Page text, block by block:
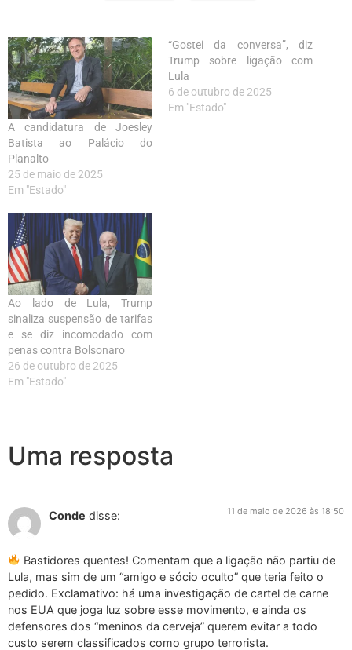
A candidatura de Joesley
Batista ao Palácio do
Planalto
25 de maio de 2025
Em "Estado"
“Gostei da conversa”, diz
Trump sobre ligação com
Lula
6 de outubro de 2025
Em "Estado"
Ao lado de Lula, Trump
sinaliza suspensão de tarifas
e se diz incomodado com
penas contra Bolsonaro
26 de outubro de 2025
Em "Estado"
Uma resposta
Conde disse: 11 de maio de 2026 às 18:50
Bastidores quentes! Comentam que a ligação não partiu de
Lula, mas sim de um “amigo e sócio oculto” que teria feito o
pedido. Exclamativo: há uma investigação de cartel de carne
nos EUA que joga luz sobre esse movimento, e ainda os
defensores dos “meninos da cerveja” querem evitar a todo
custo serem classificados como grupo terrorista.